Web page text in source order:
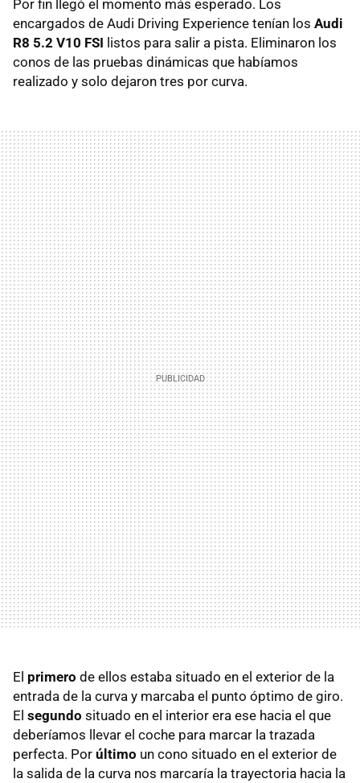
Por fin llegó el momento más esperado. Los
encargados de Audi Driving Experience tenían los Audi
R8 5.2 V10 FSI listos para salir a pista. Eliminaron los
conos de las pruebas dinámicas que habíamos
realizado y solo dejaron tres por curva.
El primero de ellos estaba situado en el exterior de la
entrada de la curva y marcaba el punto óptimo de giro.
El segundo situado en el interior era ese hacia el que
deberíamos llevar el coche para marcar la trazada
perfecta. Por último un cono situado en el exterior de
la salida de la curva nos marcaría la trayectoria hacia la